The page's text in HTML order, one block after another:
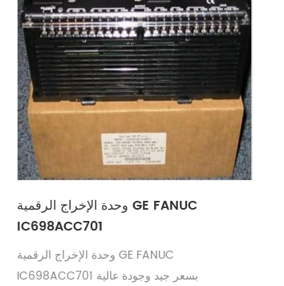
وحدة الإخراج الرقمية GE FANUC
IC698ACC701
وحدة الإخراج الرقمية GE FANUC
IC698ACC701 بسعر جيد وجودة عالية